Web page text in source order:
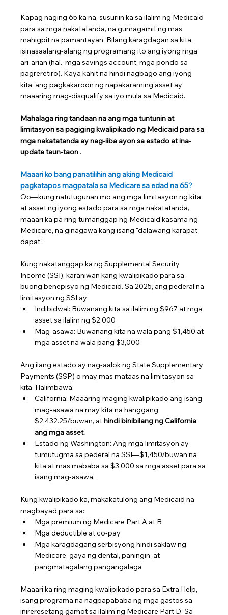
Kapag naging 65 ka na, susuriin ka sa ilalim ng Medicaid
para sa mga nakatatanda, na gumagamit ng mas
mahigpit na pamantayan. Bilang karagdagan sa kita,
isinasaalang-alang ng programang ito ang iyong mga
ari-arian (hal., mga savings account, mga pondo sa
pagreretiro). Kaya kahit na hindi nagbago ang iyong
kita, ang pagkakaroon ng napakaraming asset ay
maaaring mag-disqualify sa iyo mula sa Medicaid.
Mahalaga ring tandaan na ang mga tuntunin at
limitasyon sa pagiging kwalipikado ng Medicaid para sa
mga nakatatanda ay nag-iiba ayon sa estado at ina-
update taun-taon .
Maaari ko bang panatilihin ang aking Medicaid
pagkatapos magpatala sa Medicare sa edad na 65?
Oo—kung natutugunan mo ang mga limitasyon ng kita
at asset ng iyong estado para sa mga nakatatanda,
maaari ka pa ring tumanggap ng Medicaid kasama ng
Medicare, na ginagawa kang isang "dalawang karapat-
dapat."
Kung nakatanggap ka ng Supplemental Security
Income (SSI), karaniwan kang kwalipikado para sa
buong benepisyo ng Medicaid. Sa 2025, ang pederal na
limitasyon ng SSI ay:
Indibidwal: Buwanang kita sa ilalim ng $967 at mga
asset sa ilalim ng $2,000
Mag-asawa: Buwanang kita na wala pang $1,450 at
mga asset na wala pang $3,000
Ang ilang estado ay nag-aalok ng State Supplementary
Payments (SSP) o may mas mataas na limitasyon sa
kita. Halimbawa:
California: Maaaring maging kwalipikado ang isang
mag-asawa na may kita na hanggang
$2,432.25/buwan, athindi binibilang ng California
ang mga asset.
Estado ng Washington: Ang mga limitasyon ay
tumutugma sa pederal na SSI—$1,450/buwan na
kita at mas mababa sa $3,000 sa mga asset para sa
isang mag-asawa.
Kung kwalipikado ka, makakatulong ang Medicaid na
magbayad para sa:
Mga premium ng Medicare Part A at B
Mga deductible at co-pay
Mga karagdagang serbisyong hindi saklaw ng
Medicare, gaya ng dental, paningin, at
pangmatagalang pangangalaga
Maaari ka ring maging kwalipikado para sa Extra Help,
isang programa na nagpapababa ng mga gastos sa
inireresetang gamot sa ilalim ng Medicare Part D. Sa